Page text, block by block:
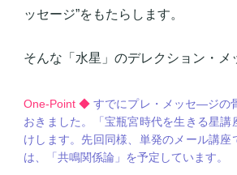
ッセージ”をもたらします。
そんな「水星」のデレクション・メ
One-Point ◆ すでにプレ・メッセ―ジの
おきました。「宝瓶宮時代を生きる星
けします。先回同様、単発のメール講
は、「共鳴関係論」を予定しています。